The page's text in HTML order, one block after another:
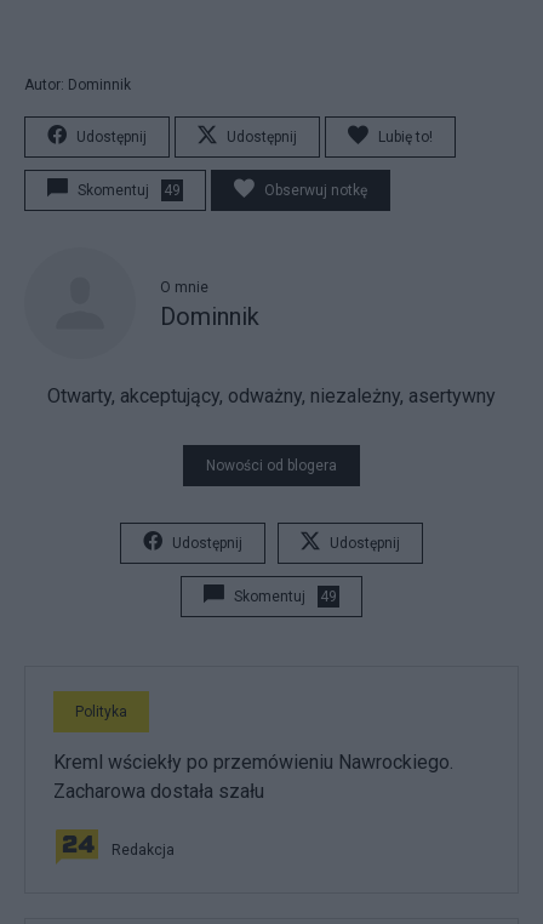
Autor: Dominnik
Udostępnij Udostępnij Lubię to!
Skomentuj 49 Obserwuj notkę
O mnie
Dominnik
Otwarty, akceptujący, odważny, niezależny, asertywny
Nowości od blogera
Udostępnij Udostępnij
Skomentuj 49
Polityka
Kreml wściekły po przemówieniu Nawrockiego.
Zacharowa dostała szału
Redakcja